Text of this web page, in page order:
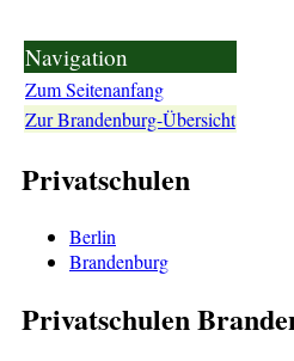
Navigation
Zum Seitenanfang
Zur Brandenburg-Übersicht
Privatschulen
Berlin
Brandenburg
Privatschulen